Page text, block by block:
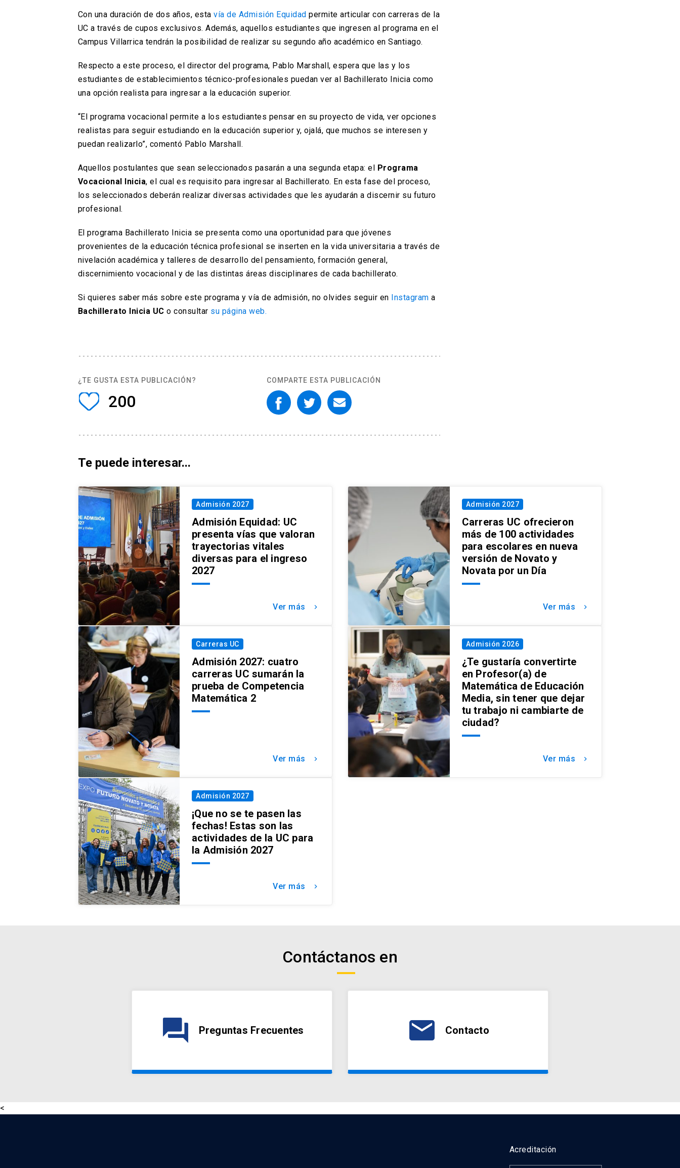
Con una duración de dos años, estavía de Admisión Equidad permite articular con carreras de la
UC a través de cupos exclusivos. Además, aquellos estudiantes que ingresen al programa en el
Campus Villarrica tendrán la posibilidad de realizar su segundo año académico en Santiago.
Respecto a este proceso, el director del programa, Pablo Marshall, espera que las y los
estudiantes de establecimientos técnico-profesionales puedan ver al Bachillerato Inicia como
una opción realista para ingresar a la educación superior.
“El programa vocacional permite a los estudiantes pensar en su proyecto de vida, ver opciones
realistas para seguir estudiando en la educación superior y, ojalá, que muchos se interesen y
puedan realizarlo”, comentó Pablo Marshall.
Aquellos postulantes que sean seleccionados pasarán a una segunda etapa: el Programa
Vocacional Inicia, el cual es requisito para ingresar al Bachillerato. En esta fase del proceso,
los seleccionados deberán realizar diversas actividades que les ayudarán a discernir su futuro
profesional.
El programa Bachillerato Inicia se presenta como una oportunidad para que jóvenes
provenientes de la educación técnica profesional se inserten en la vida universitaria a través de
nivelación académica y talleres de desarrollo del pensamiento, formación general,
discernimiento vocacional y de las distintas áreas disciplinares de cada bachillerato.
Si quieres saber más sobre este programa y vía de admisión, no olvides seguir en Instagram a
Bachillerato Inicia UCo consultar su página web.
¿TE GUSTA ESTA PUBLICACIÓN?
200
COMPARTE ESTA PUBLICACIÓN
Te puede interesar...
Admisión 2027
Admisión Equidad: UC
presenta vías que valoran
trayectorias vitales
diversas para el ingreso
2027
Ver más keyboard_arrow_right
Admisión 2027
Carreras UC ofrecieron
más de 100 actividades
para escolares en nueva
versión de Novato y
Novata por un Día
Ver más keyboard_arrow_right
Carreras UC
Admisión 2027: cuatro
carreras UC sumarán la
prueba de Competencia
Matemática 2
Ver más keyboard_arrow_right
Admisión 2026
¿Te gustaría convertirte
en Profesor(a) de
Matemática de Educación
Media, sin tener que dejar
tu trabajo ni cambiarte de
ciudad?
Ver más keyboard_arrow_right
Admisión 2027
¡Que no se te pasen las
fechas! Estas son las
actividades de la UC para
la Admisión 2027
Ver más keyboard_arrow_right
Contáctanos en
question_answer Preguntas Frecuentes email Contacto
<
Acreditación